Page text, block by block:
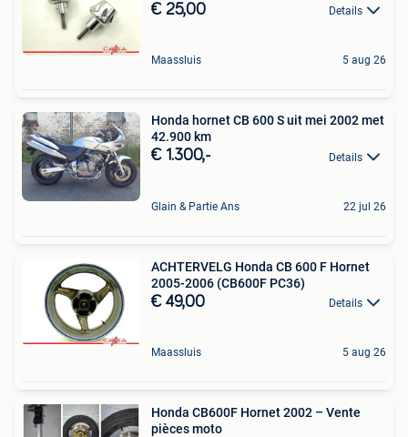
€ 25,00 Details
Maassluis 5 aug 26
Honda hornet CB 600 S uit mei 2002 met
42.900 km
€ 1.300,- Details
Glain & Partie Ans 22 jul 26
ACHTERVELG Honda CB 600 F Hornet
2005-2006 (CB600F PC36)
€ 49,00 Details
Maassluis 5 aug 26
Honda CB600F Hornet 2002 – Vente
pièces moto